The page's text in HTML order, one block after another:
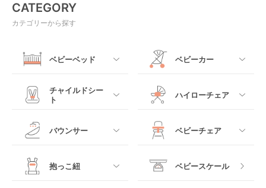
CATEGORY
カテゴリーから探す
ベビーベッド
すべて
レギュラーサイズベビ
ベッドインベッド
ベビーカー
すべて
チャイルドシー
ト
すべて
ハイローチェア
すべて
バウンサー
すべて
ベビーチェア
すべて
抱っこ紐 ベビースケール